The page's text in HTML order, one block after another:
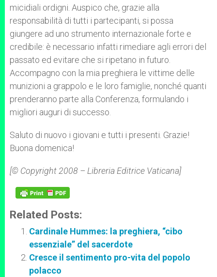
micidiali ordigni. Auspico che, grazie alla
responsabilità di tutti i partecipanti, si possa
giungere ad uno strumento internazionale forte e
credibile: è necessario infatti rimediare agli errori del
passato ed evitare che si ripetano in futuro.
Accompagno con la mia preghiera le vittime delle
munizioni a grappolo e le loro famiglie, nonché quanti
prenderanno parte alla Conferenza, formulando i
migliori auguri di successo.
Saluto di nuovo i giovani e tutti i presenti. Grazie!
Buona domenica!
[© Copyright 2008 – Libreria Editrice Vaticana]
Related Posts:
Cardinale Hummes: la preghiera, “cibo
essenziale” del sacerdote
Cresce il sentimento pro-vita del popolo
polacco